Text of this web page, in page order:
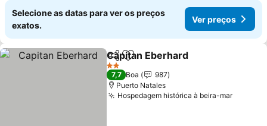
Selecione as datas para ver os preços
exatos.
Ver preços
PartilharAdicionar aos favoritos
Capitan Eberhard
2 Estrelas
7,7 Boa
987
Puerto Natales
Hospedagem histórica à beira-mar